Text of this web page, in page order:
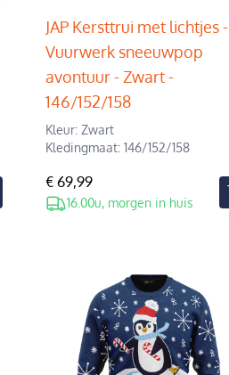
JAP Kersttrui met lichtjes -
Vuurwerk sneeuwpop
avontuur - Zwart -
146/152/158
Kleur: Zwart
Kledingmaat: 146/152/158
€ 69,99
16.00u, morgen in huis